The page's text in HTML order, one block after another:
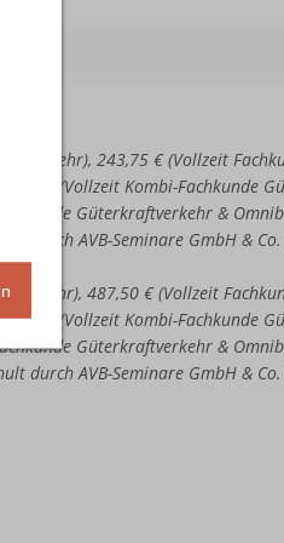
243,75 € (Vollzeit
€ (Vollzeit Kombi-Fachkunde
Güterkraftverkehr &
durch AVB-Seminare GmbH &
487,50 € (Vollzeit
€ (Vollzeit Kombi-Fachkunde
Güterkraftverkehr &
durch AVB-Seminare GmbH &